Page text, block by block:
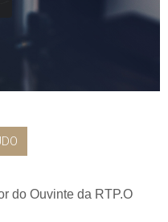
do Ouvinte da RTP.O